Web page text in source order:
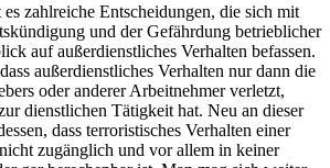
zahlreiche Entscheidungen, die sich mit
und der Gefährdung betrieblicher
auf außerdienstliches Verhalten befassen.
außerdienstliches Verhalten nur dann die
oder anderer Arbeitnehmer verletzt,
dienstlichen Tätigkeit hat. Neu an dieser
dass terroristisches Verhalten einer
zugänglich und vor allem in keiner